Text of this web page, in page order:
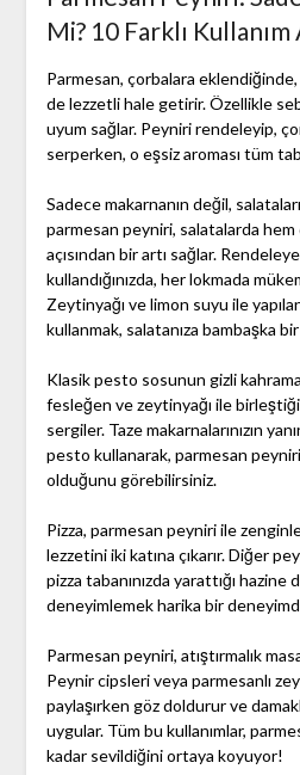
Mi? 10 Farklı Kullanım
Parmesan, çorbalara
de lezzetli hale getirir. Özellikle
uyum sağlar. Peyniri rendeleyip,
serperken, o eşsiz aroması tüm
Sadece makarnanın değil,
parmesan peyniri, salatalarda
açısından bir artı sağlar.
kullandığınızda, her lokmada
Zeytinyağı ve limon suyu ile
kullanmak, salatanıza bambaşka
Klasik pesto sosunun gizli
fesleğen ve zeytinyağı ile
sergiler. Taze makarnalarınızın
pesto kullanarak, parmesan
olduğunu görebilirsiniz.
Pizza, parmesan peyniri ile
lezzetini iki katına çıkarır. Diğer
pizza tabanınızda yarattığı
deneyimlemek harika bir
Parmesan peyniri, atıştırmalık
Peynir cipsleri veya parmesanlı
paylaşırken göz doldurur ve
uygular. Tüm bu kullanımlar,
kadar sevildiğini ortaya koyuyor!